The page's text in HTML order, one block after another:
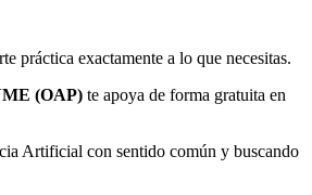
práctica exactamente a lo que necesitas.
(OAP) te apoya de forma gratuita en
Artificial con sentido común y buscando